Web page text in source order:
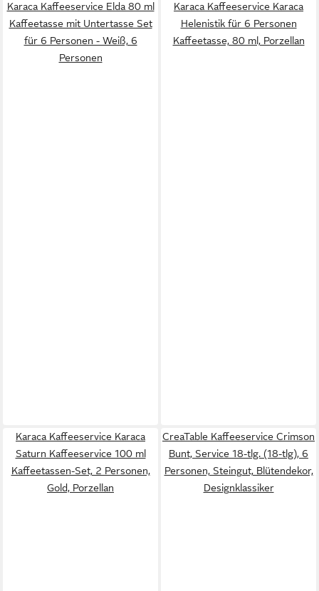
Karaca Kaffeeservice Elda 80 ml
Kaffeetasse mit Untertasse Set
für 6 Personen - Weiß, 6
Personen
Karaca Kaffeeservice Karaca
Helenistik für 6 Personen
Kaffeetasse, 80 ml, Porzellan
Karaca Kaffeeservice Karaca
Saturn Kaffeeservice 100 ml
Kaffeetassen-Set, 2 Personen,
Gold, Porzellan
CreaTable Kaffeeservice Crimson
Bunt, Service 18-tlg. (18-tlg), 6
Personen, Steingut, Blütendekor,
Designklassiker